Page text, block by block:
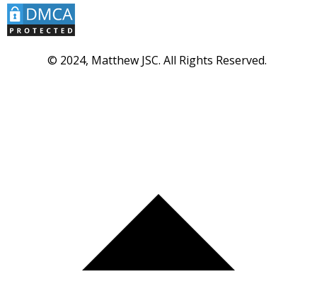
© 2024, Matthew JSC. All Rights Reserved.